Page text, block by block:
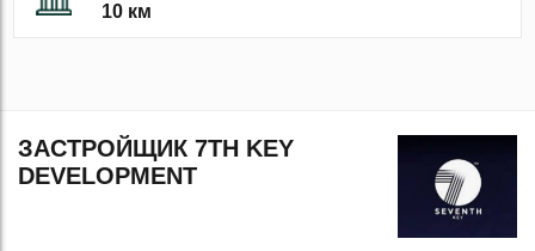
10 км
ЗАСТРОЙЩИК 7TH KEY
DEVELOPMENT